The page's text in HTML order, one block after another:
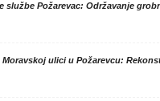
službe Požarevac: Održavanje
Moravskoj ulici u Požarevcu: